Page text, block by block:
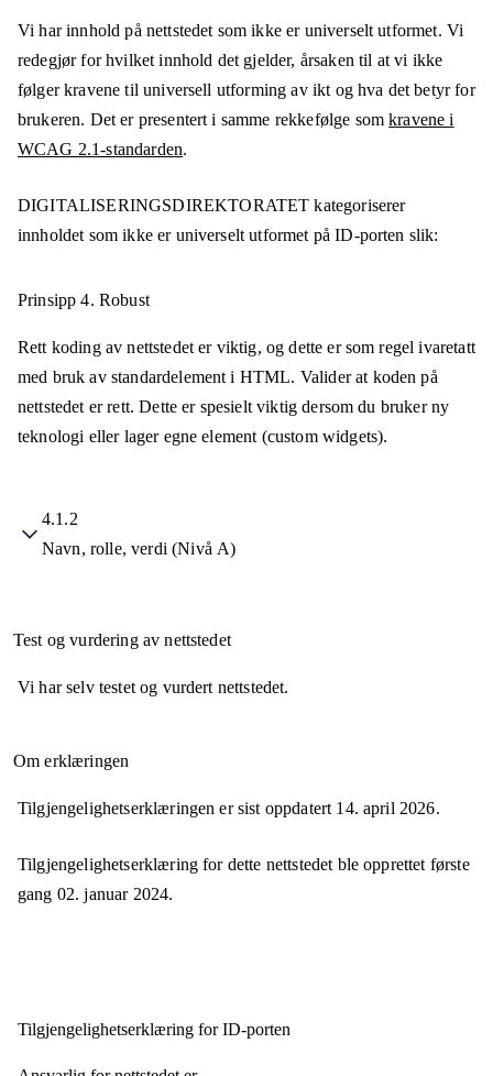
Vi har innhold på nettstedet som ikke er universelt utformet. Vi
redegjør for hvilket innhold det gjelder, årsaken til at vi ikke
følger kravene til universell utforming av ikt og hva det betyr for
brukeren. Det er presentert i samme rekkefølge somkravene i
WCAG 2.1-standarden.
DIGITALISERINGSDIREKTORATET kategoriserer
innholdet som ikke er universelt utformet påID-porten slik:
Prinsipp 4. Robust
Rett koding av nettstedet er viktig, og dette er som regel ivaretatt
med bruk av standardelement i HTML. Valider at koden på
nettstedet er rett. Dette er spesielt viktig dersom du bruker ny
teknologi eller lager egne element (custom widgets).
4.1.2
Navn, rolle, verdi (Nivå A)
Test og vurdering av nettstedet
Vi har selv testet og vurdert nettstedet.
Om erklæringen
Tilgjengelighetserklæringen er sist oppdatert 14. april 2026.
Tilgjengelighetserklæring for dette nettstedet ble opprettet første
gang 02. januar 2024.
Tilgjengelighets­erklæring forID-porten